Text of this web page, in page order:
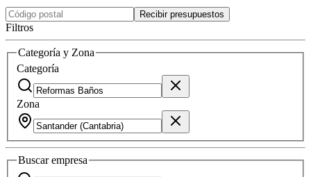
Recibir presupuestos
Filtros
Categoría y Zona
Categoría
Zona
Buscarempresa